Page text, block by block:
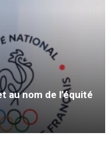
au nom de l’équité